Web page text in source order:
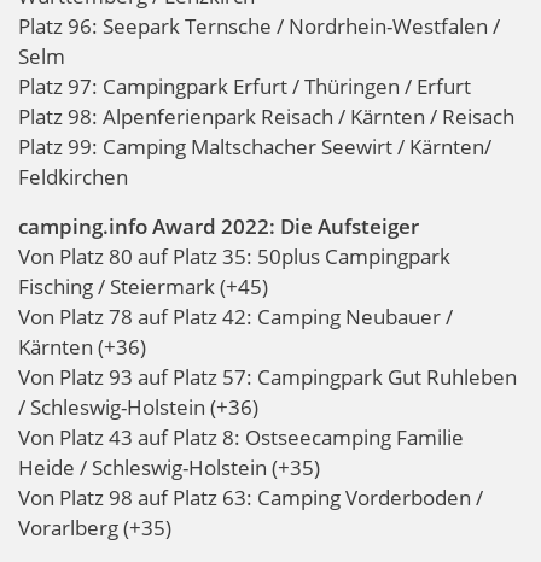
Platz 96: Seepark Ternsche / Nordrhein-Westfalen /
Selm
Platz 97: Campingpark Erfurt / Thüringen / Erfurt
Platz 98: Alpenferienpark Reisach / Kärnten / Reisach
Platz 99: Camping Maltschacher Seewirt / Kärnten/
Feldkirchen
camping.info Award 2022: Die Aufsteiger
Von Platz 80 auf Platz 35: 50plus Campingpark
Fisching / Steiermark (+45)
Von Platz 78 auf Platz 42: Camping Neubauer /
Kärnten (+36)
Von Platz 93 auf Platz 57: Campingpark Gut Ruhleben
/ Schleswig-Holstein (+36)
Von Platz 43 auf Platz 8: Ostseecamping Familie
Heide / Schleswig-Holstein (+35)
Von Platz 98 auf Platz 63: Camping Vorderboden /
Vorarlberg (+35)